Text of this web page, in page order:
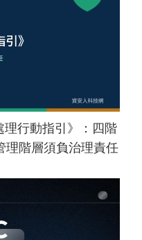
理行動指引》：四階
理階層須負治理責任